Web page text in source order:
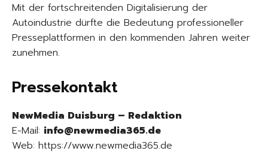
Mit der fortschreitenden Digitalisierung der
Autoindustrie dürfte die Bedeutung professioneller
Presseplattformen in den kommenden Jahren weiter
zunehmen.
Pressekontakt
NewMedia Duisburg – Redaktion
E-Mail: info@newmedia365.de
Web: https://www.newmedia365.de